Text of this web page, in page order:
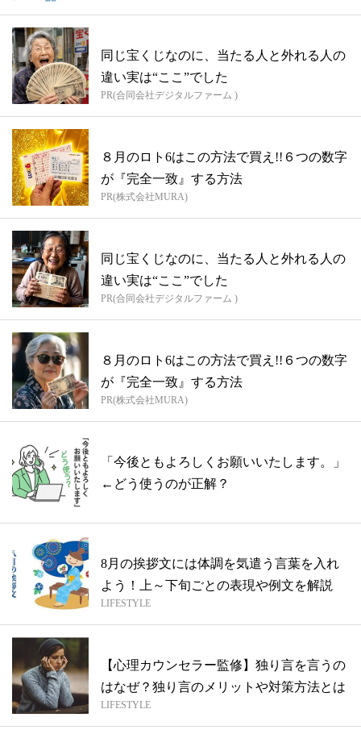
同じ宝くじなのに、当たる人と外れる人の
違い実は“ここ”でした
PR(合同会社デジタルファーム )
８月のロト6はこの方法で買え!!６つの数字
が『完全一致』する方法
PR(株式会社MURA)
同じ宝くじなのに、当たる人と外れる人の
違い実は“ここ”でした
PR(合同会社デジタルファーム )
８月のロト6はこの方法で買え!!６つの数字
が『完全一致』する方法
PR(株式会社MURA)
「今後ともよろしくお願いいたします。」
←どう使うのが正解？
8月の挨拶文には体調を気遣う言葉を入れ
よう！上～下旬ごとの表現や例文を解説
LIFESTYLE
【心理カウンセラー監修】独り言を言うの
はなぜ？独り言のメリットや対策方法とは
LIFESTYLE